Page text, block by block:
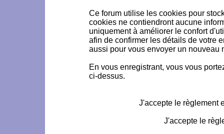
Ce forum utilise les cookies pour
cookies ne contiendront aucune
uniquement à améliorer le confort
afin de confirmer les détails de votre
aussi pour vous envoyer un nouveau
En vous enregistrant, vous vous
ci-dessus.
J'accepte le règlement
J'accepte le